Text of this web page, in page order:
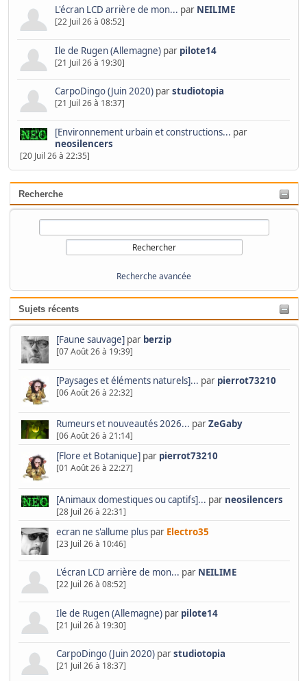
Recherche
Recherche avancée
Sujets récents
[Faune sauvage] par berzip
[07 Août 26 à 19:39]
[Paysages et éléments naturels]... par pierrot73210
[06 Août 26 à 22:32]
Rumeurs et nouveautés 2026... parZeGaby
[06 Août 26 à 21:14]
[Flore et Botanique]par pierrot73210
[01 Août 26 à 22:27]
[Animaux domestiques ou captifs]... par neosilencers
[28 Juil 26 à 22:31]
ecran ne s'allume pluspar Electro35
[23 Juil 26 à 10:46]
L'écran LCD arrière de mon... par NEILIME
[22 Juil 26 à 08:52]
Ile de Rugen (Allemagne)par pilote14
[21 Juil 26 à 19:30]
CarpoDingo (Juin 2020)parstudiotopia
[21 Juil 26 à 18:37]
L'écran LCD arrière de mon... par NEILIME
[22 Juil 26 à 08:52]
Ile de Rugen (Allemagne)par pilote14
[21 Juil 26 à 19:30]
CarpoDingo (Juin 2020)parstudiotopia
[21 Juil 26 à 18:37]
[Environnement urbain et constructions... par
neosilencers
[20 Juil 26 à 22:35]